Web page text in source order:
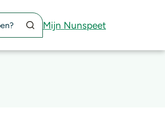
Zoekknop
Mijn Nunspeet